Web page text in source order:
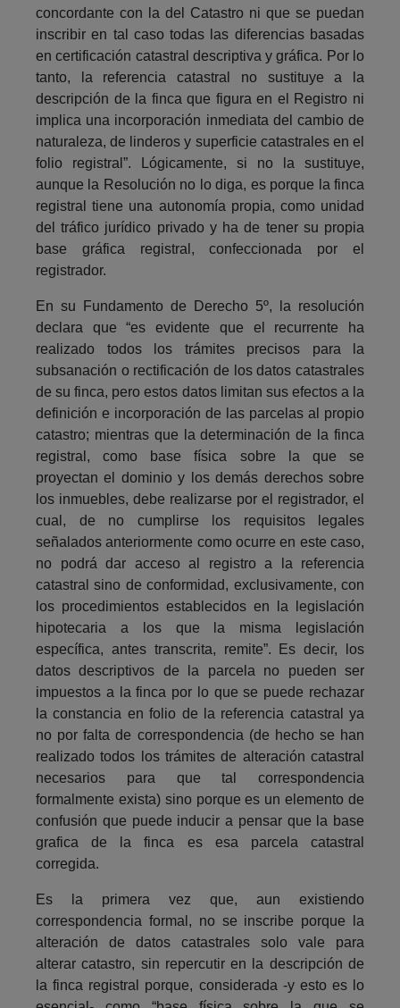
concordante con la del Catastro ni que se puedan
inscribir en tal caso todas las diferencias basadas
en certificación catastral descriptiva y gráfica. Por lo
tanto, la referencia catastral no sustituye a la
descripción de la finca que figura en el Registro ni
implica una incorporación inmediata del cambio de
naturaleza, de linderos y superficie catastrales en el
folio registral”. Lógicamente, si no la sustituye,
aunque la Resolución no lo diga, es porque la finca
registral tiene una autonomía propia, como unidad
del tráfico jurídico privado y ha de tener su propia
base gráfica registral, confeccionada por el
registrador.
En su Fundamento de Derecho 5º, la resolución
declara que “es evidente que el recurrente ha
realizado todos los trámites precisos para la
subsanación o rectificación de los datos catastrales
de su finca, pero estos datos limitan sus efectos a la
definición e incorporación de las parcelas al propio
catastro; mientras que la determinación de la finca
registral, como base física sobre la que se
proyectan el dominio y los demás derechos sobre
los inmuebles, debe realizarse por el registrador, el
cual, de no cumplirse los requisitos legales
señalados anteriormente como ocurre en este caso,
no podrá dar acceso al registro a la referencia
catastral sino de conformidad, exclusivamente, con
los procedimientos establecidos en la legislación
hipotecaria a los que la misma legislación
específica, antes transcrita, remite”. Es decir, los
datos descriptivos de la parcela no pueden ser
impuestos a la finca por lo que se puede rechazar
la constancia en folio de la referencia catastral ya
no por falta de correspondencia (de hecho se han
realizado todos los trámites de alteración catastral
necesarios para que tal correspondencia
formalmente exista) sino porque es un elemento de
confusión que puede inducir a pensar que la base
grafica de la finca es esa parcela catastral
corregida.
Es la primera vez que, aun existiendo
correspondencia formal, no se inscribe porque la
alteración de datos catastrales solo vale para
alterar catastro, sin repercutir en la descripción de
la finca registral porque, considerada -y esto es lo